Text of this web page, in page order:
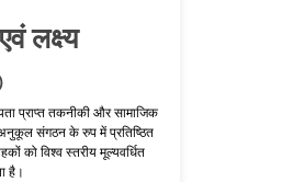
लक्ष्य
प्राप्त तकनीकी और सामाजिक
अनुकूल संगठन के रुप में प्रतिष्ठित
को विश्व स्तरीय मूल्यवर्धित
है।